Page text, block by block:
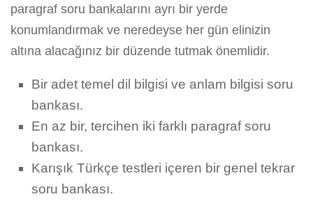
paragraf soru bankalarını ayrı bir yerde
konumlandırmak ve neredeyse her gün elinizin
altına alacağınız bir düzende tutmak önemlidir.
Bir adet temel dil bilgisi ve anlam bilgisi soru
bankası.
En az bir, tercihen iki farklı paragraf soru
bankası.
Karışık Türkçe testleri içeren bir genel tekrar
soru bankası.